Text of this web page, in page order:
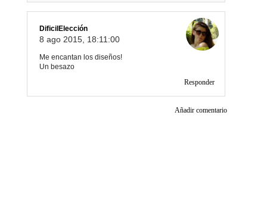
DificilElección
8 ago 2015, 18:11:00
Me encantan los diseños!
Un besazo
Responder
Añadir comentario